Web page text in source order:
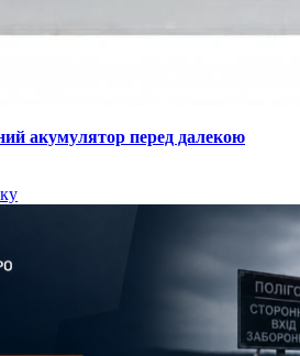
акумулятор перед далекою